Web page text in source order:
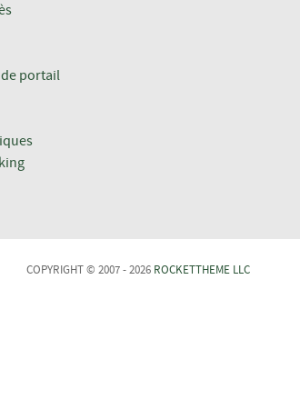
portail
COPYRIGHT © 2007 - 2026 ROCKETTHEME LLC